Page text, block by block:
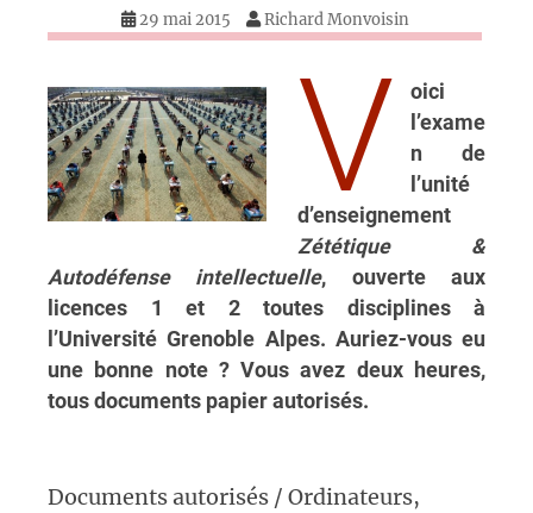
29 mai 2015 Richard Monvoisin
V
oici
l’exame
n de
l’unité
d’enseignement
Zététique &
Autodéfense intellectuelle, ouverte aux
licences 1 et 2 toutes disciplines à
l’Université Grenoble Alpes. Auriez-vous eu
une bonne note ? Vous avez deux heures,
tous documents papier autorisés.
Documents autorisés / Ordinateurs,